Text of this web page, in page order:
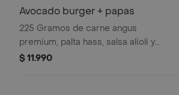
Incluye porción de Papas.
Avocado burger + papas
225 Gramos de carne angus
premium, palta hass, salsa alioli y
queso cheddar. incluye porción de
$ 11.990